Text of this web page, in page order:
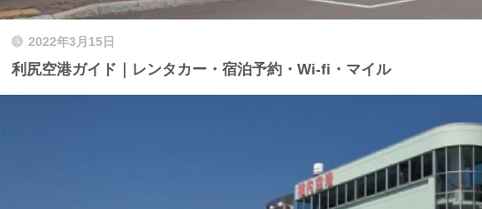
2022年3月15日
利尻空港ガイド｜レンタカー・宿泊予約・Wi-fi・マイル